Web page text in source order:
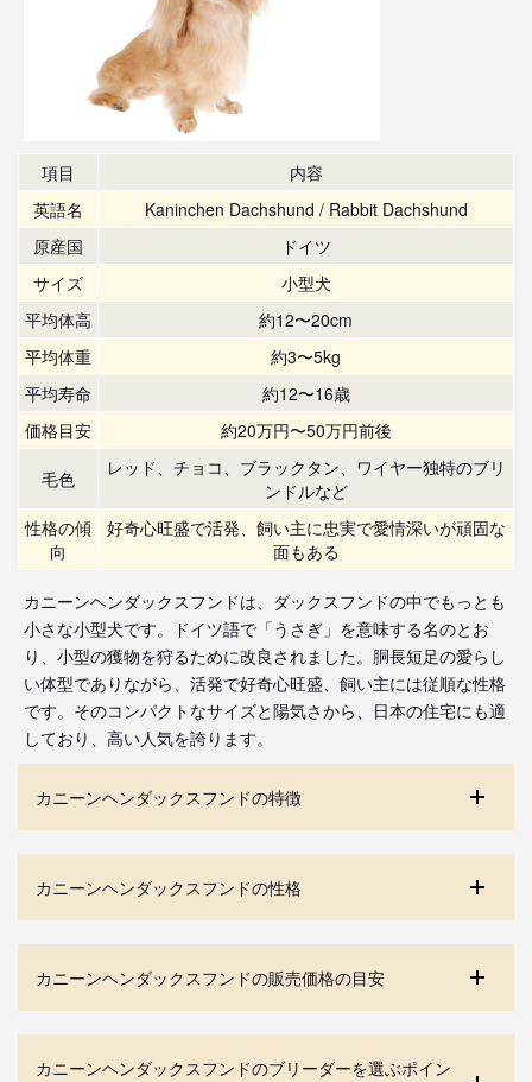
項目
内容
英語名
Kaninchen Dachshund / Rabbit Dachshund
原産国
ドイツ
サイズ
小型犬
平均体高
約12〜20cm
平均体重
約3〜5kg
平均寿命
約12〜16歳
価格目安
約20万円〜50万円前後
毛色
レッド、チョコ、ブラックタン、ワイヤー独特のブリ
ンドルなど
性格の傾
向
好奇心旺盛で活発、飼い主に忠実で愛情深いが頑固な
面もある
カニーンヘンダックスフンドは、ダックスフンドの中でもっとも
小さな小型犬です。ドイツ語で「うさぎ」を意味する名のとお
り、小型の獲物を狩るために改良されました。胴長短足の愛らし
い体型でありながら、活発で好奇心旺盛、飼い主には従順な性格
です。そのコンパクトなサイズと陽気さから、日本の住宅にも適
しており、高い人気を誇ります。
カニーンヘンダックスフンドの特徴
カニーンヘンダックスフンドの性格
カニーンヘンダックスフンドの販売価格の目安
カニーンヘンダックスフンドのブリーダーを選ぶポイン